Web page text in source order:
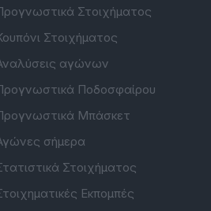
Στοιχήματος
Στοιχήματος
αγώνων
Ποδοσφαίρου
Μπάσκετ
σήμερα
Στοιχήματος
Εκπομπές